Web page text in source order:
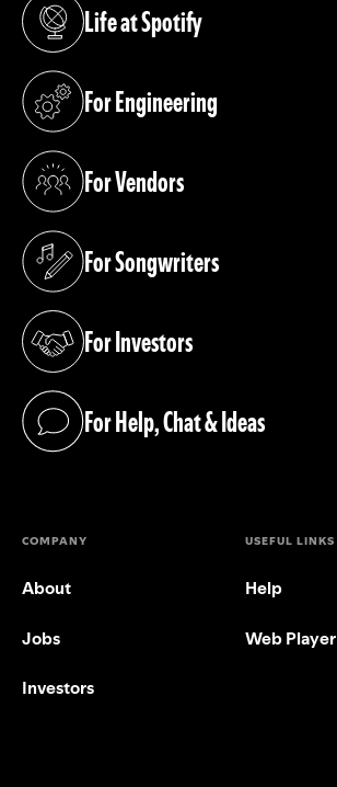
Life at Spotify
(opens in a new tab)
For Engineering
(opens in a new tab)
For Vendors
(opens in a new tab)
For Songwriters
(opens in a new tab)
For Investors
(opens in a new tab)
For Help, Chat & Ideas
(opens in a new tab)
COMPANY
About
Jobs
Investors
USEFUL LINKS
Help
Web Player